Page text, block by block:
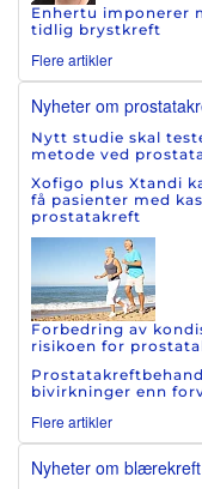
Enhertu imponerer
tidlig brystkreft
Flere artikler
Nyheter om
Nytt studie skal
metode ved
Xofigo plus Xtandi
få pasienter med
prostatakreft
Forbedring av
risikoen for
bivirkninger enn
Flere artikler
Nyheter om blærekreft